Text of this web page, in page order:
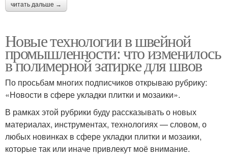
читать дальше →
Новые технологии в швейной
промышленности: что изменилось
в полимерной затирке для швов
По просьбам многих подписчиков открываю рубрику:
«Новости в сфере укладки плитки и мозаики».
В рамках этой рубрики буду рассказывать о новых
материалах, инструментах, технологиях — словом, о
любых новинках в сфере укладки плитки и мозаики,
которые так или иначе привлекут моё внимание.